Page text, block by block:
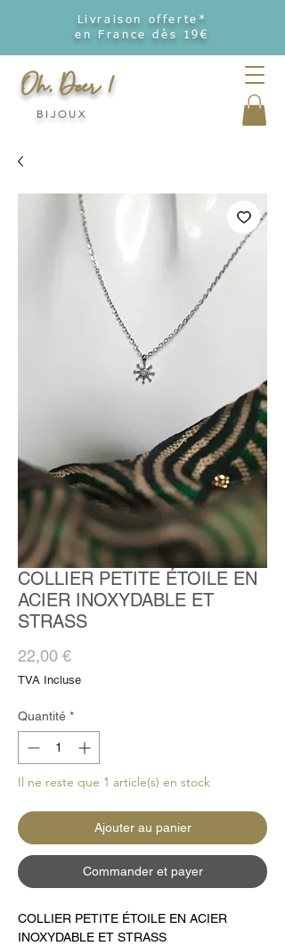
Livraison offerte*
en France dès 19€
Oh, Deer !
BIJOUX
COLLIER PETITE ÉTOILE EN
ACIER INOXYDABLE ET
STRASS
22,00 €Prix
TVA Incluse
Quantité *
Il ne reste que 1 article(s) en stock
Ajouter au panier
Commander et payer
COLLIER PETITE ÉTOILE EN ACIER
INOXYDABLE ET STRASS